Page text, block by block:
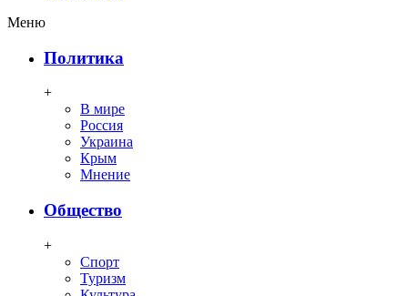
Меню
Политика
+
В мире
Россия
Украина
Крым
Мнение
Общество
+
Спорт
Туризм